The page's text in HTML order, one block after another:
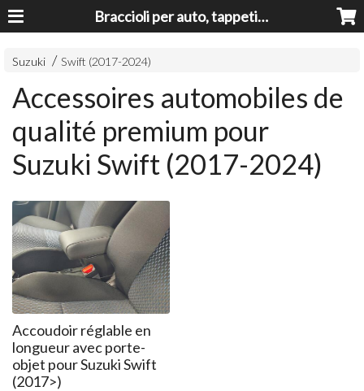
Braccioli per auto, tappeti auto, accessori auto MADE IN ITALY - Armrests, Mittelarmlehnen, Accoundoirs
Suzuki Swift (2017-2024)
Accessoires automobiles de
qualité premium pour
Suzuki Swift (2017-2024)
Accoudoir réglable en
longueur avec porte-
objet pour Suzuki Swift
(2017>)